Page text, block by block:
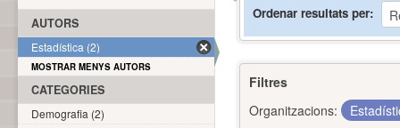
Ordenar resultats per
Filtres
Organitzacions:
AUTORS
Estadística (2)
MOSTRAR MENYS AUTORS
CATEGORIES
Demografia (2)